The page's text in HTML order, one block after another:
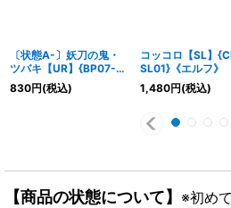
〔状態A-〕妖刀の鬼・
ツバキ【UR】{BP07-
U02}《ロイヤル》
830円(税込)
コッコロ【SL】
SL01}《エルフ》
1,480円(税込)
【商品の状態について】 ※初め